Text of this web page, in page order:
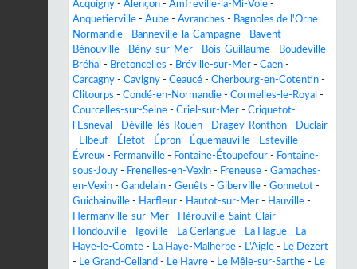
Acquigny - Alençon - Amfreville-la-Mi-Voie -
Anquetierville - Aube - Avranches - Bagnoles de l'Orne
Normandie - Banneville-la-Campagne - Bavent -
Bénouville - Bény-sur-Mer - Bois-Guillaume - Boudeville -
Bréhal - Bretoncelles - Bréville-sur-Mer - Caen -
Carcagny - Cavigny - Ceaucé - Cherbourg-en-Cotentin -
Clitourps - Condé-en-Normandie - Cormelles-le-Royal -
Courcelles-sur-Seine - Criel-sur-Mer - Criquetot-
l'Esneval - Déville-lès-Rouen - Dragey-Ronthon -
Duclair
- Elbeuf - Életot - Épron - Équemauville - Esteville -
Évreux - Fermanville - Fontaine-Étoupefour - Fontaine-
sous-Jouy - Frenelles-en-Vexin - Freneuse - Gamaches-
en-Vexin - Gandelain - Genêts - Giberville - Gonnetot -
Guichainville - Harfleur - Hautot-sur-Mer - Hauville -
Hermanville-sur-Mer - Hérouville-Saint-Clair -
Hondouville - Igoville - La Cerlangue - La Hague - La
Haye-le-Comte - La Haye-Malherbe - L'Aigle - Le Dézert
- Le Grand-Celland - Le Havre - Le Mêle-sur-Sarthe - Le